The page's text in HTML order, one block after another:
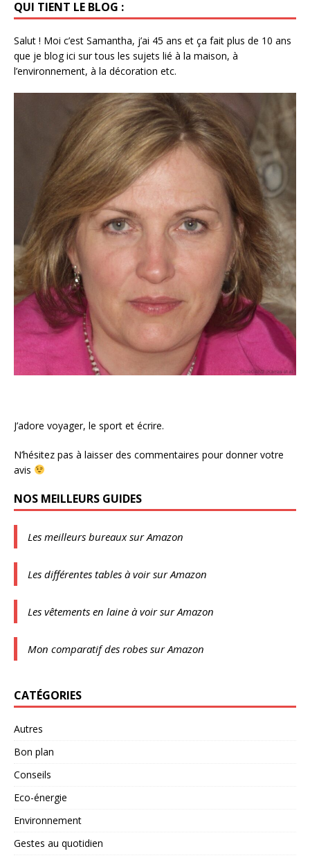
QUI TIENT LE BLOG :
Salut ! Moi c’est Samantha, j’ai 45 ans et ça fait plus de 10 ans
que je blog ici sur tous les sujets lié à la maison, à
l’environnement, à la décoration etc.
J’adore voyager, le sport et écrire.
N’hésitez pas à laisser des commentaires pour donner votre
avis
NOS MEILLEURS GUIDES
Les meilleurs bureaux sur Amazon
Les différentes tables à voir sur Amazon
Les vêtements en laine à voir sur Amazon
Mon comparatif des robes sur Amazon
CATÉGORIES
Autres
Bon plan
Conseils
Eco-énergie
Environnement
Gestes au quotidien